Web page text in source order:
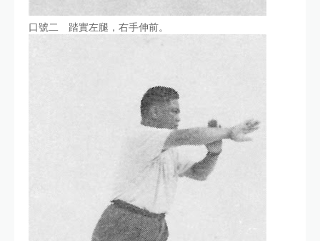
口號二 踏實左腿，右手伸前。